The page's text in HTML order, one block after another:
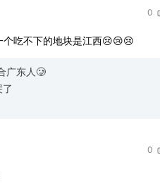
0
吃不下的地块是江西😢😢😢
广东人🥲
0